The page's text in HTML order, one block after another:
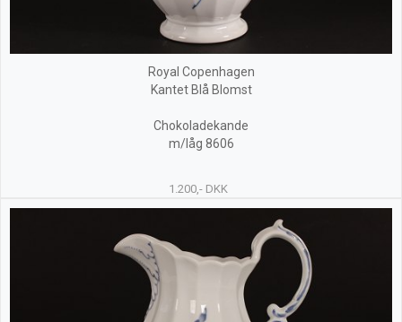
Royal Copenhagen
Kantet Blå Blomst
Chokoladekande
m/låg 8606
1.200,- DKK